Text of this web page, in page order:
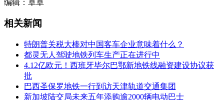
编辑：卓卓
相关新闻
特朗普关税大棒对中国客车企业意味着什么？
都灵无人驾驶地铁列车生产正在进行中
4.12亿欧元！西班牙毕尔巴鄂新地铁线融资建设协议获
批
巴西圣保罗地铁一行到访天津轨道交通集团
新加坡陆交局未来五年添购逾2000辆电动巴士